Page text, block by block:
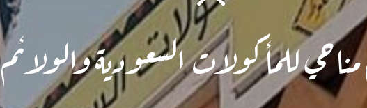
للمأكولات السعودية والولائم